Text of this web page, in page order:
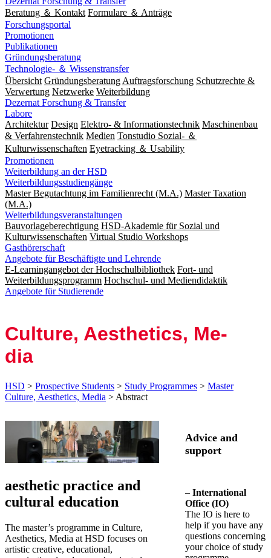
Beratung ＆ Kontakt Formulare ＆ Anträge
Forschungsportal
Promotionen
Publikationen
Gründungsberatung
Technologie- ＆ Wissenstransfer
Übersicht Gründungsberatung Auftragsforschung Schutzrechte &
Verwertung Netzwerke Weiterbildung
Dezernat Forschung & Transfer
Labore
Architektur Design Elektro- & Informationstechnik Maschinenbau
& Verfahrenstechnik Medien Tonstudio Sozial- ＆
Kulturwissenschaften Eyetracking ＆ Usability
Promotionen
Weiterbildung an der HSD
Weiterbildungsstudiengänge
Master Begutachtung im Familienrecht (M.A.) Master Taxation
(M.A.)
Weiterbildungsveranstaltungen
Bauvorlageberechtigung HSD-Akademie für Sozial und
Kulturwissenschaften Virtual Studio Workshops
Gasthörerschaft
Angebote für Beschäftigte und Lehrende
E-Learningangebot der Hochschulbibliothek Fort- und
Weiterbildungsprogramm Hochschul- und Mediendidaktik
Angebote für Studierende
Cul­ture, Aes­the­tics, Me­
di­a
HSD > Prospective Students > Study Programmes > Master
Culture, Aesthetics, Media > Abstract
​​​​aesthetic practice and
cultural education​
The master’s programme in Culture,
Aesthetics, Media at HSD focuses on
artistic creative, educational,
Advice and
support
– International
Office (IO)
The IO is here to
help if you have any
questions concerning
your choice of study